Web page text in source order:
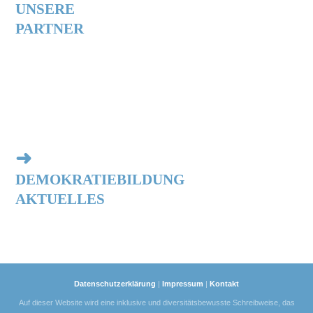
UNSERE
PARTNER
➜
DEMOKRATIEBILDUNG
AKTUELLES
Datenschutzerklärung | Impressum | Kontakt
Auf dieser Website wird eine inklusive und diversitätsbewusste Schreibweise, das